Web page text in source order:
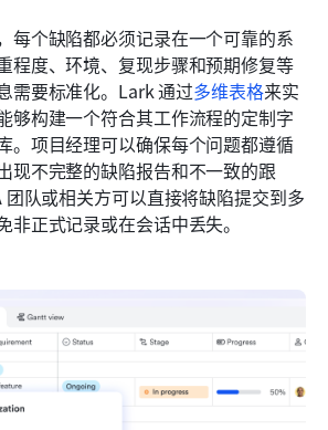
每个缺陷都必须记录在一个可靠的系
程度、环境、复现步骤和预期修复等
需要标准化。Lark 通过多维表格来实
够构建一个符合其工作流程的定制字
。项目经理可以确保每个问题都遵循
现不完整的缺陷报告和不一致的跟
团队或相关方可以直接将缺陷提交到多
非正式记录或在会话中丢失。